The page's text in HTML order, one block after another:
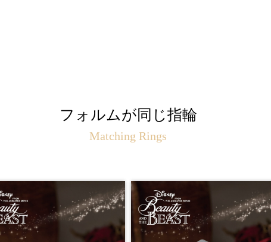
フォルムが同じ指輪
Matching Rings